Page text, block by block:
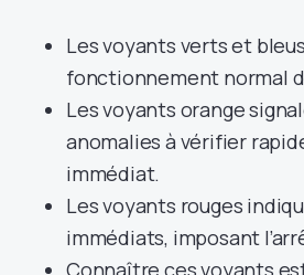
Les voyants verts et
fonctionnement normal
Les voyants orange
anomalies à vérifier
immédiat.
Les voyants rouges
immédiats, imposant
Connaître ces voyants